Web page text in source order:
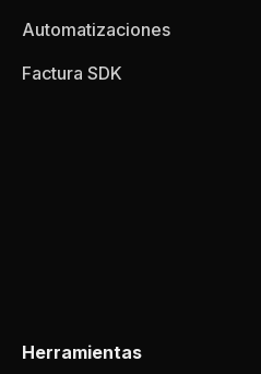
Automatizaciones
Factura SDK
Herramientas